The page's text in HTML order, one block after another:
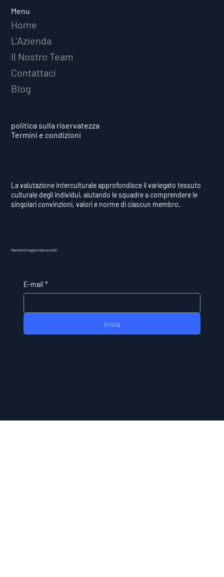
Menu
Home
L'Azienda
Il Nostro Team
Contattaci
Blog
politica sulla riservatezza
Termini e condizioni
La valutazione interculturale approfondisce il variegato tessuto
culturale degli individui, aiutando le squadre a comprendere le
singolari convinzioni, valori e norme di ciascun membro.
Mantieniti aggiornato su HDI:
E-mail *
Invia